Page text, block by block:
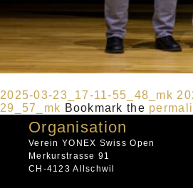
2025-03-23_17-11-55_48_mk
29_57_mk Bookmark the
Organisation
Verein YONEX Swiss Open
Merkurstrasse 91
CH-4123 Allschwil